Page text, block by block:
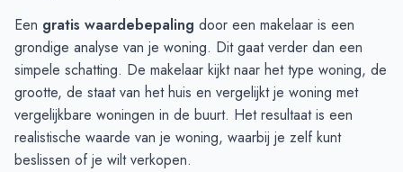
Een gratis waardebepaling door een makelaar is een
grondige analyse van je woning. Dit gaat verder dan een
simpele schatting. De makelaar kijkt naar het type woning, de
grootte, de staat van het huis en vergelijkt je woning met
vergelijkbare woningen in de buurt. Het resultaat is een
realistische waarde van je woning, waarbij je zelf kunt
beslissen of je wilt verkopen.